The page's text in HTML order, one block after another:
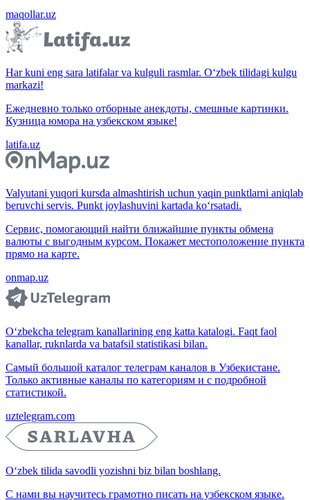
maqollar.uz
Har kuni eng sara latifalar va kulguli rasmlar. O‘zbek tilidagi kulgu
markazi!
Ежедневно только отборные анекдоты, смешные картинки.
Кузница юмора на узбекском языке!
latifa.uz
Valyutani yuqori kursda almashtirish uchun yaqin punktlarni aniqlab
beruvchi servis. Punkt joylashuvini kartada ko‘rsatadi.
Сервис, помогающий найти ближайшие пункты обмена
валюты с выгодным курсом. Покажет местоположение пункта
прямо на карте.
onmap.uz
O‘zbekcha telegram kanallarining eng katta katalogi. Faqt faol
kanallar, ruknlarda va batafsil statistikasi bilan.
Самый большой каталог телеграм каналов в Узбекистане.
Только активные каналы по категориям и с подробной
статистикой.
uztelegram.com
O‘zbek tilida savodli yozishni biz bilan boshlang.
С нами вы научитесь грамотно писать на узбекском языке.